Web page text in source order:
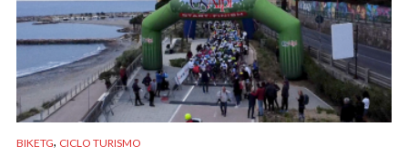
BIKETG, CICLO TURISMO